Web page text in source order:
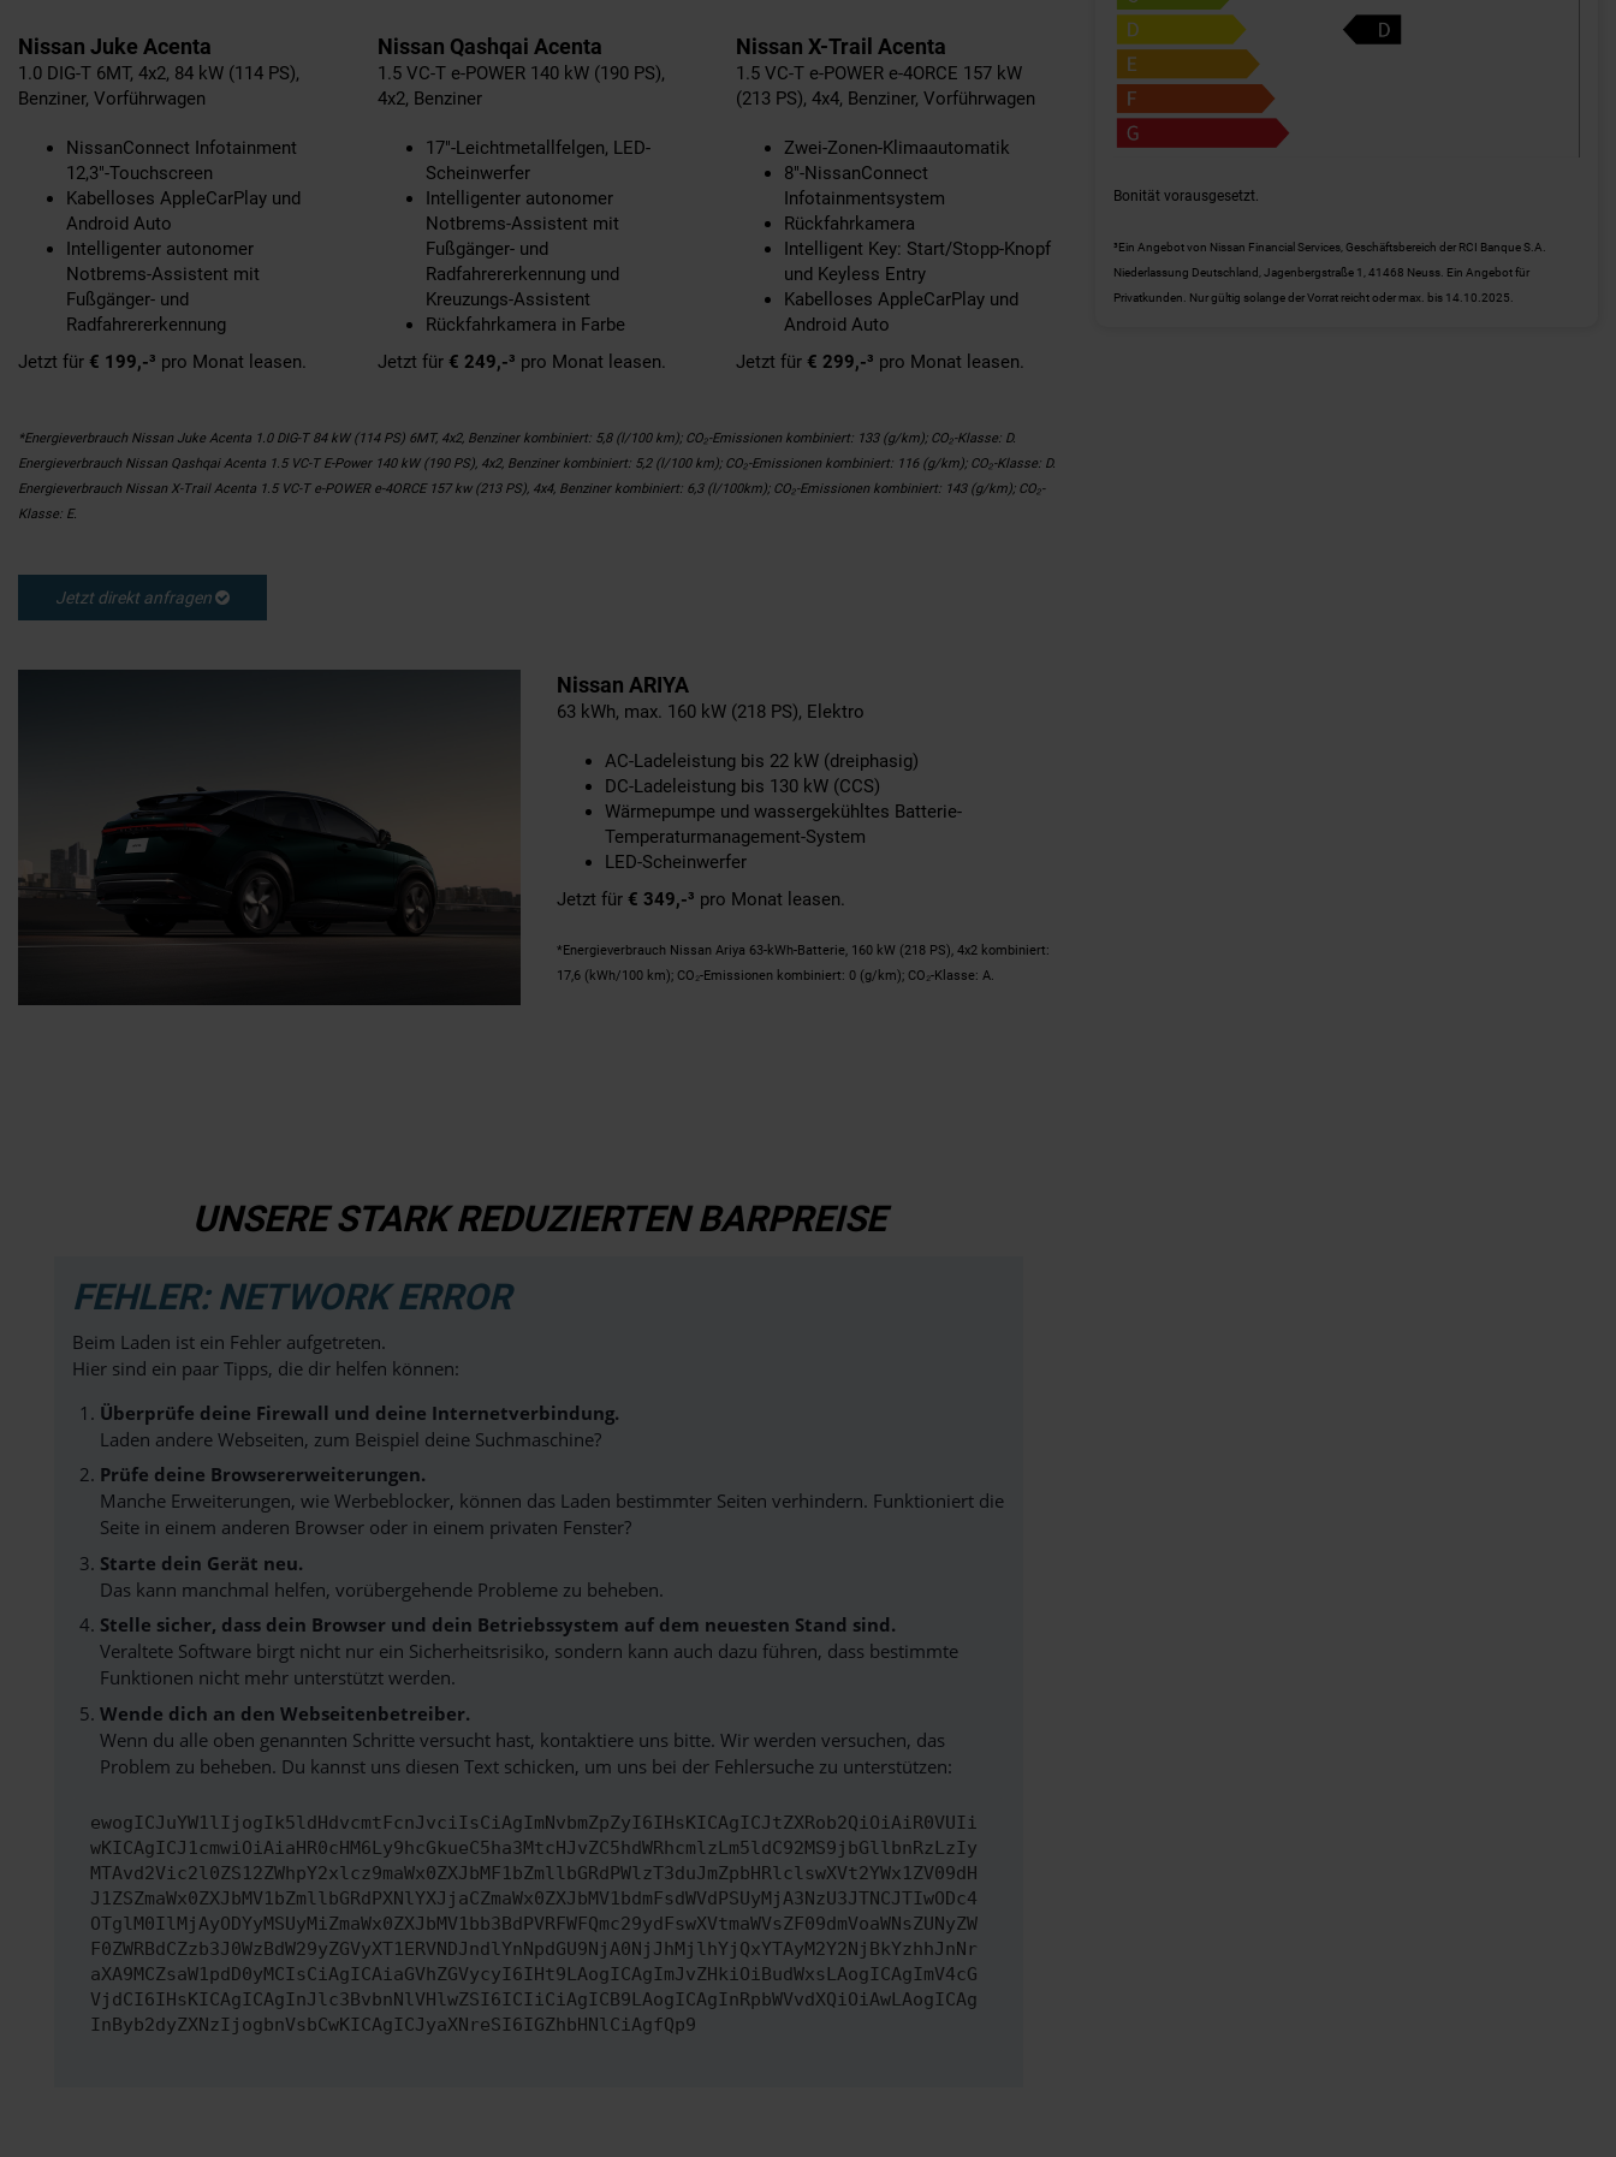
Nissan Juke Acenta
1.0 DIG-T 6MT, 4x2, 84 kW (114 PS),
Benziner, Vorführwagen
NissanConnect Infotainment
12,3"-Touchscreen
Kabelloses AppleCarPlay und
Android Auto
Intelligenter autonomer
Notbrems-Assistent mit
Fußgänger- und
Radfahrererkennung
Jetzt für € 199,-³ pro Monat leasen.
Nissan Qashqai Acenta
1.5 VC-T e-POWER 140 kW (190 PS),
4x2, Benziner
17"-Leichtmetallfelgen, LED-
Scheinwerfer
Intelligenter autonomer
Notbrems-Assistent mit
Fußgänger- und
Radfahrererkennung und
Kreuzungs-Assistent
Rückfahrkamera in Farbe
Jetzt für € 249,-³ pro Monat leasen.
Nissan X-Trail Acenta
1.5 VC-T e-POWER e-4ORCE 157 kW
(213 PS), 4x4, Benziner, Vorführwagen
Zwei-Zonen-Klimaautomatik
8"-NissanConnect
Infotainmentsystem
Rückfahrkamera
Intelligent Key: Start/Stopp-Knopf
und Keyless Entry
Kabelloses AppleCarPlay und
Android Auto
Jetzt für € 299,-³ pro Monat leasen.
*Energieverbrauch Nissan Juke Acenta 1.0 DIG-T 84 kW (114 PS) 6MT, 4x2, Benziner kombiniert: 5,8 (l/100 km); CO₂-Emissionen kombiniert: 133 (g/km); CO₂-Klasse: D.
Energieverbrauch Nissan Qashqai Acenta 1.5 VC-T E-Power 140 kW (190 PS), 4x2, Benziner kombiniert: 5,2 (l/100 km); CO₂-Emissionen kombiniert: 116 (g/km); CO₂-Klasse: D.
Energieverbrauch Nissan X-Trail Acenta 1.5 VC-T e-POWER e-4ORCE 157 kw (213 PS), 4x4, Benziner kombiniert: 6,3 (l/100km); CO₂-Emissionen kombiniert: 143 (g/km); CO₂-
Klasse: E.
Jetzt direkt anfragen
Nissan ARIYA
63 kWh, max. 160 kW (218 PS), Elektro
AC-Ladeleistung bis 22 kW (dreiphasig)
DC-Ladeleistung bis 130 kW (CCS)
Wärmepumpe und wassergekühltes Batterie-
Temperaturmanagement-System
LED-Scheinwerfer
Jetzt für € 349,-³ pro Monat leasen.
*Energieverbrauch Nissan Ariya 63-kWh-Batterie, 160 kW (218 PS), 4x2 kombiniert:
17,6 (kWh/100 km); CO₂-Emissionen kombiniert: 0 (g/km); CO₂-Klasse: A.
UNSERE STARK REDUZIERTEN BARPREISE
FEHLER: NETWORK ERROR
Beim Laden ist ein Fehler aufgetreten.
Hier sind ein paar Tipps, die dir helfen können:
Überprüfe deine Firewall und deine Internetverbindung.
Laden andere Webseiten, zum Beispiel deine Suchmaschine?
Prüfe deine Browsererweiterungen.
Manche Erweiterungen, wie Werbeblocker, können das Laden bestimmter Seiten verhindern. Funktioniert die
Seite in einem anderen Browser oder in einem privaten Fenster?
Starte dein Gerät neu.
Das kann manchmal helfen, vorübergehende Probleme zu beheben.
Stelle sicher, dass dein Browser und dein Betriebssystem auf dem neuesten Stand sind.
Veraltete Software birgt nicht nur ein Sicherheitsrisiko, sondern kann auch dazu führen, dass bestimmte
Funktionen nicht mehr unterstützt werden.
Wende dich an den Webseitenbetreiber.
Wenn du alle oben genannten Schritte versucht hast, kontaktiere uns bitte. Wir werden versuchen, das
Problem zu beheben. Du kannst uns diesen Text schicken, um uns bei der Fehlersuche zu unterstützen:
ewogICJuYW1lIjogIk5ldHdvcmtFcnJvciIsCiAgImNvbmZpZyI6IHsKICAgICJtZXRob2QiOiAiR0VUIi
wKICAgICJ1cmwiOiAiaHR0cHM6Ly9hcGkueC5ha3MtcHJvZC5hdWRhcmlzLm5ldC92MS9jbGllbnRzLzIy
MTAvd2Vic2l0ZS12ZWhpY2xlcz9maWx0ZXJbMF1bZmllbGRdPWlzT3duJmZpbHRlclswXVt2YWx1ZV09dH
J1ZSZmaWx0ZXJbMV1bZmllbGRdPXNlYXJjaCZmaWx0ZXJbMV1bdmFsdWVdPSUyMjA3NzU3JTNCJTIwODc4
OTglM0IlMjAyODYyMSUyMiZmaWx0ZXJbMV1bb3BdPVRFWFQmc29ydFswXVtmaWVsZF09dmVoaWNsZUNyZW
F0ZWRBdCZzb3J0WzBdW29yZGVyXT1ERVNDJndlYnNpdGU9NjA0NjJhMjlhYjQxYTAyM2Y2NjBkYzhhJnNr
aXA9MCZsaW1pdD0yMCIsCiAgICAiaGVhZGVycyI6IHt9LAogICAgImJvZHkiOiBudWxsLAogICAgImV4cG
VjdCI6IHsKICAgICAgInJlc3BvbnNlVHlwZSI6ICIiCiAgICB9LAogICAgInRpbWVvdXQiOiAwLAogICAg
InByb2dyZXNzIjogbnVsbCwKICAgICJyaXNreSI6IGZhbHNlCiAgfQp9
Bonität vorausgesetzt.
³Ein Angebot von Nissan Financial Services, Geschäftsbereich der RCI Banque S.A.
Niederlassung Deutschland, Jagenbergstraße 1, 41468 Neuss. Ein Angebot für
Privatkunden. Nur gültig solange der Vorrat reicht oder max. bis 14.10.2025.